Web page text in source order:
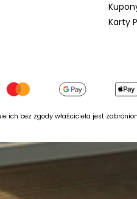
Karty
ich bez zgody właściciela jest